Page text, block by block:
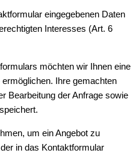
eingegebenen Daten
Interesses (Art. 6
möchten wir Ihnen eine
Ihre gemachten
Bearbeitung der Anfrage sowie
um ein Angebot zu
in das Kontaktformular